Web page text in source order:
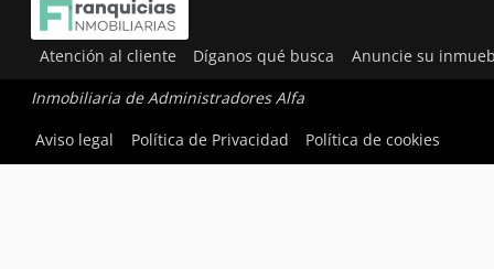
Atención al cliente Díganos qué busca Anuncie su
Inmobiliaria de Administradores Alfa
Aviso legal
Política de Privacidad Política de cookies